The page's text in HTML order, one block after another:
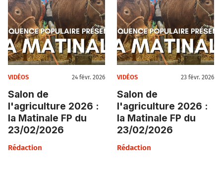
VIDÉOS 24 févr. 2026
Salon de
l'agriculture 2026 :
la Matinale FP du
23/02/2026
Rédaction
VIDÉOS 23 févr. 2026
Salon de
l'agriculture 2026 :
la Matinale FP du
23/02/2026
Rédaction